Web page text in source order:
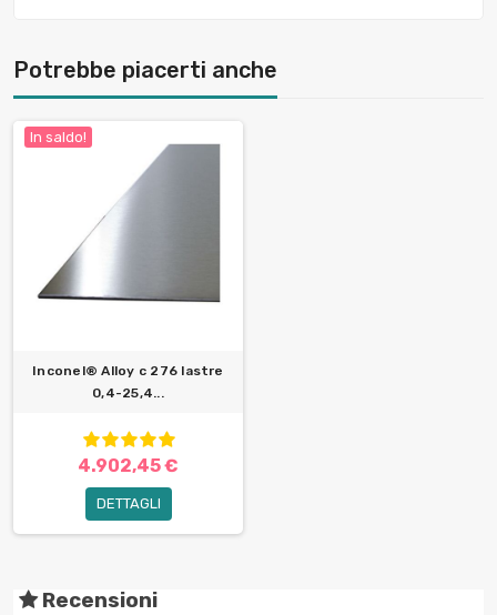
Potrebbe piacerti anche
In saldo!
Inconel® Alloy c 276 lastre
0,4-25,4...
4.902,45 €
DETTAGLI
Recensioni